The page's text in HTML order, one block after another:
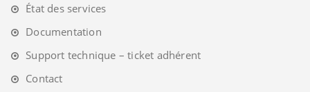
État des services
Documentation
Support technique – ticket adhérent
Contact